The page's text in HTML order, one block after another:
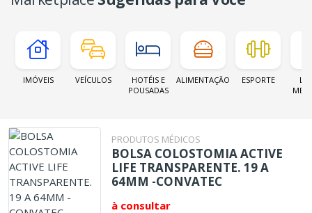
IMÓVEIS VEÍCULOS
HOTÉIS E
POUSADAS
ALIMENTAÇÃO ESPORTE
PRODUTOS MÉDICOS
BOLSA COLOSTOMIA ACTIVE
LIFE TRANSPARENTE. 19 A
64MM -CONVATEC
à consultar